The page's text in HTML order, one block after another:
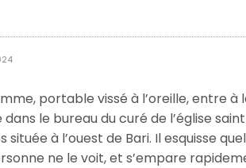
portable vissé à l’oreille, entre à
le bureau du curé de l’église
située à l’ouest de Bari. Il esquisse
ne le voit, et s’empare